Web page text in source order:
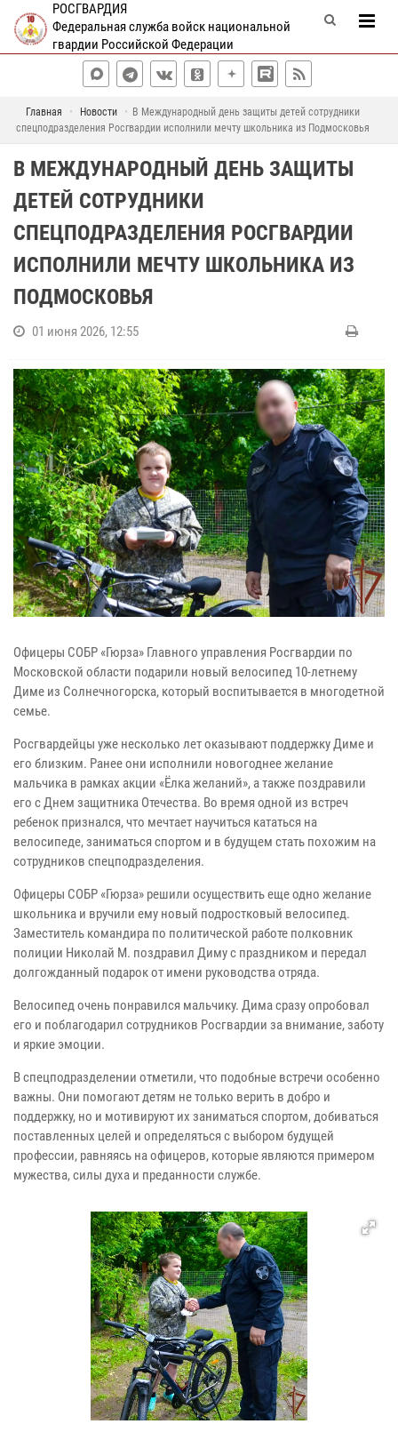
РОСГВАРДИЯ
Федеральная служба войск национальной
гвардии Российской Федерации
Главная Новости
В Международный день защиты детей сотрудники
спецподразделения Росгвардии исполнили мечту школьника из Подмосковья
В МЕЖДУНАРОДНЫЙ ДЕНЬ ЗАЩИТЫ
ДЕТЕЙ СОТРУДНИКИ
СПЕЦПОДРАЗДЕЛЕНИЯ РОСГВАРДИИ
ИСПОЛНИЛИ МЕЧТУ ШКОЛЬНИКА ИЗ
ПОДМОСКОВЬЯ
01 июня 2026, 12:55
Офицеры СОБР «Гюрза» Главного управления Росгвардии по
Московской области подарили новый велосипед 10-летнему
Диме из Солнечногорска, который воспитывается в многодетной
семье.
Росгвардейцы уже несколько лет оказывают поддержку Диме и
его близким. Ранее они исполнили новогоднее желание
мальчика в рамках акции «Ёлка желаний», а также поздравили
его с Днем защитника Отечества. Во время одной из встреч
ребенок признался, что мечтает научиться кататься на
велосипеде, заниматься спортом и в будущем стать похожим на
сотрудников спецподразделения.
Офицеры СОБР «Гюрза» решили осуществить еще одно желание
школьника и вручили ему новый подростковый велосипед.
Заместитель командира по политической работе полковник
полиции Николай М. поздравил Диму с праздником и передал
долгожданный подарок от имени руководства отряда.
Велосипед очень понравился мальчику. Дима сразу опробовал
его и поблагодарил сотрудников Росгвардии за внимание, заботу
и яркие эмоции.
В спецподразделении отметили, что подобные встречи особенно
важны. Они помогают детям не только верить в добро и
поддержку, но и мотивируют их заниматься спортом, добиваться
поставленных целей и определяться с выбором будущей
профессии, равняясь на офицеров, которые являются примером
мужества, силы духа и преданности службе.